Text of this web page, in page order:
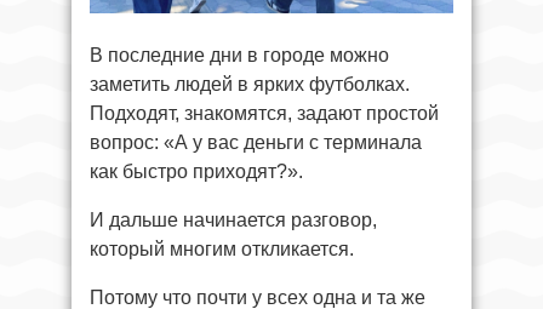
В последние дни в городе можно
заметить людей в ярких футболках.
Подходят, знакомятся, задают простой
вопрос: «А у вас деньги с терминала
как быстро приходят?».
И дальше начинается разговор,
который многим откликается.
Потому что почти у всех одна и та же